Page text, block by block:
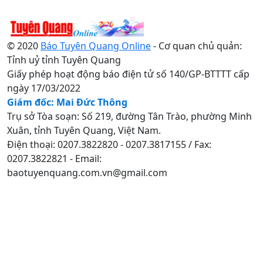
© 2020 Báo Tuyên Quang Online- Cơ quan chủ quản:
Tỉnh uỷ tỉnh Tuyên Quang
Giấy phép hoạt động báo điện tử số 140/GP-BTTTT cấp
ngày 17/03/2022
Giám đốc: Mai Đức Thông
Trụ sở Tòa soạn: Số 219, đường Tân Trào, phường Minh
Xuân, tỉnh Tuyên Quang, Việt Nam.
Điện thoại: 0207.3822820 - 0207.3817155 / Fax:
0207.3822821 - Email:
baotuyenquang.com.vn@gmail.com